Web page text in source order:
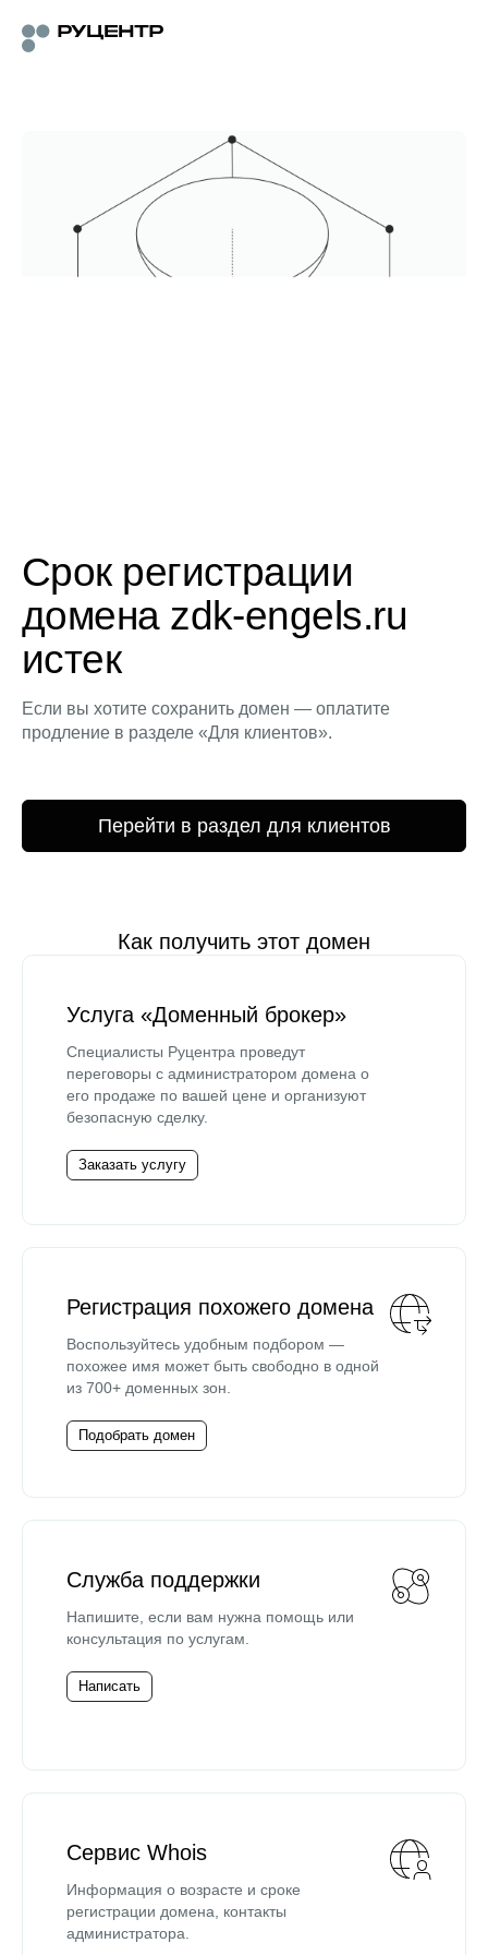
Срок регистрации
домена zdk-engels.ru
истек
Если вы хотите сохранить домен — оплатите
продление в разделе «Для клиентов».
Перейти в раздел для клиентов
Как получить этот домен
Услуга «Доменный брокер»
Специалисты Руцентра проведут
переговоры с администратором домена о
его продаже по вашей цене и организуют
безопасную сделку.
Заказать услугу
Регистрация похожего домена
Воспользуйтесь удобным подбором —
похожее имя может быть свободно в одной
из 700+ доменных зон.
Подобрать домен
Служба поддержки
Напишите, если вам нужна помощь или
консультация по услугам.
Написать
Сервис Whois
Информация о возрасте и сроке
регистрации домена, контакты
администратора.